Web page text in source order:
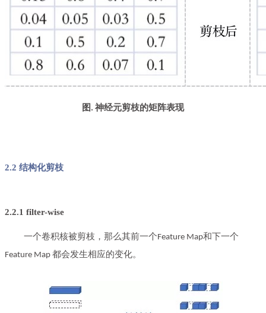
图 . 神经元剪枝的矩阵表现
2.2 结构化剪枝
2.2.1 filter-wise
一个卷积核被剪枝，那么其前一个Feature Map和下一个
Feature Map 都会发生相应的变化。